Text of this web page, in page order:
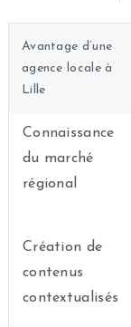
Avantage d’une
agence locale à
Lille
Connaissance
du marché
régional
Création de
contenus
contextualisés